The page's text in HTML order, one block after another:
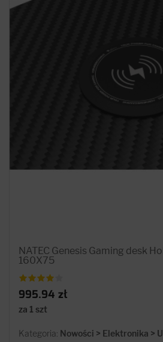
NATEC Genesis Gaming desk
160X75
995.94 zł
za 1 szt
Kategoria: Nowości > Elektronika >